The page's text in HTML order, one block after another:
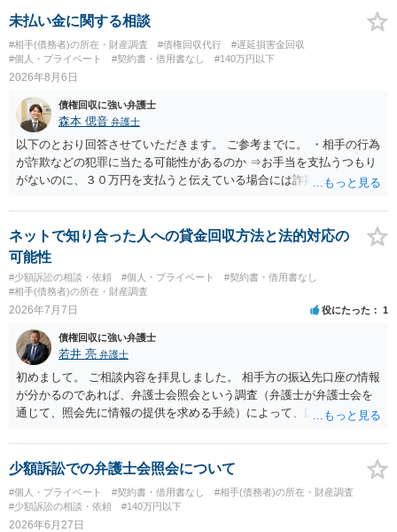
未払い金に関する相談
#相手(債務者)の所在・財産調査 #債権回収代行
#遅延損害金回収
#個人・プライベート
#契約書・借用書なし #140万円以下
2026年8月6日
債権回収に強い弁護士
森本 偲音 弁護士
以下のとおり回答させていただきます。 ご参考までに。 ・相手の行為
が詐欺などの犯罪に当たる可能性があるのか ⇒お手当を支払うつもり
がないのに、３０万円を支払うと伝えている場合には詐欺罪に該当す
段が取れるのか ⇒契約に基づく履行請求として３０万円を請求するこ
とが考えられますが、 パパ活の契約は、売春防止法に抵触する契約
であるため、公序良俗に反する契約として 民法上無効（民法９０
条）となるため、相手方に請求できない可能性が高いです。 ・相手の
氏名や住所が分からない状態でも対応可能なのか ⇒訴訟等の裁判上の
手続を利用する場合には、原則として相手方の住所・氏名を把握して
ネットで知り合った人への貸金回収方法と法的対応の
可能性
#少額訴訟の相談・依頼 #個人・プライベート
#契約書・借用書なし
#相手(債務者)の所在・財産調査
2026年7月7日 役にたった 1
債権回収に強い弁護士
若井 亮 弁護士
初めまして。 ご相談内容を拝見しました。 相手方の振込先口座の情報
が分かるのであれば、弁護士会照会という調査（弁護士が弁護士会を
通じて、照会先に情報の提供を求める手続）によって、口座名義人の
座名義人の身元が明らかになった後、住所地に貸金を返還するよう求
める書面を送るという方法が考えられます。 ただ、弁護士会照会を利
用する場合には、弁護士への依頼が必要になりコストがかかってしま
います。 また、書面を送っても無視をされる可能性も否定できませ
ん。 さらに、相手方が連絡を寄こしてきても、弁済の資力が無けれ
少額訴訟での弁護士会照会について
#個人・プライベート #契約書・借用書なし
#相手(債務者)の所在・財産調査
#少額訴訟の相談・依頼
#140万円以下
2026年6月27日